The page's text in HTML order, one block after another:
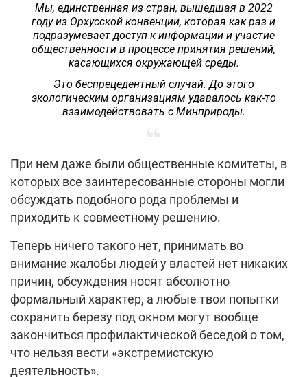
Мы, единственная из стран, вышедшая в 2022
году из Орхусской конвенции, которая как раз и
подразумевает доступ к информации и участие
общественности в процессе принятия решений,
касающихся окружающей среды.
Это беспрецедентный случай. До этого
экологическим организациям удавалось как-то
взаимодействовать с Минприроды.
При нем даже были общественные комитеты, в
которых все заинтересованные стороны могли
обсуждать подобного рода проблемы и
приходить к совместному решению.
Теперь ничего такого нет, принимать во
внимание жалобы людей у властей нет никаких
причин, обсуждения носят абсолютно
формальный характер, а любые твои попытки
сохранить березу под окном могут вообще
закончиться профилактической беседой о том,
что нельзя вести «экстремистскую
деятельность».